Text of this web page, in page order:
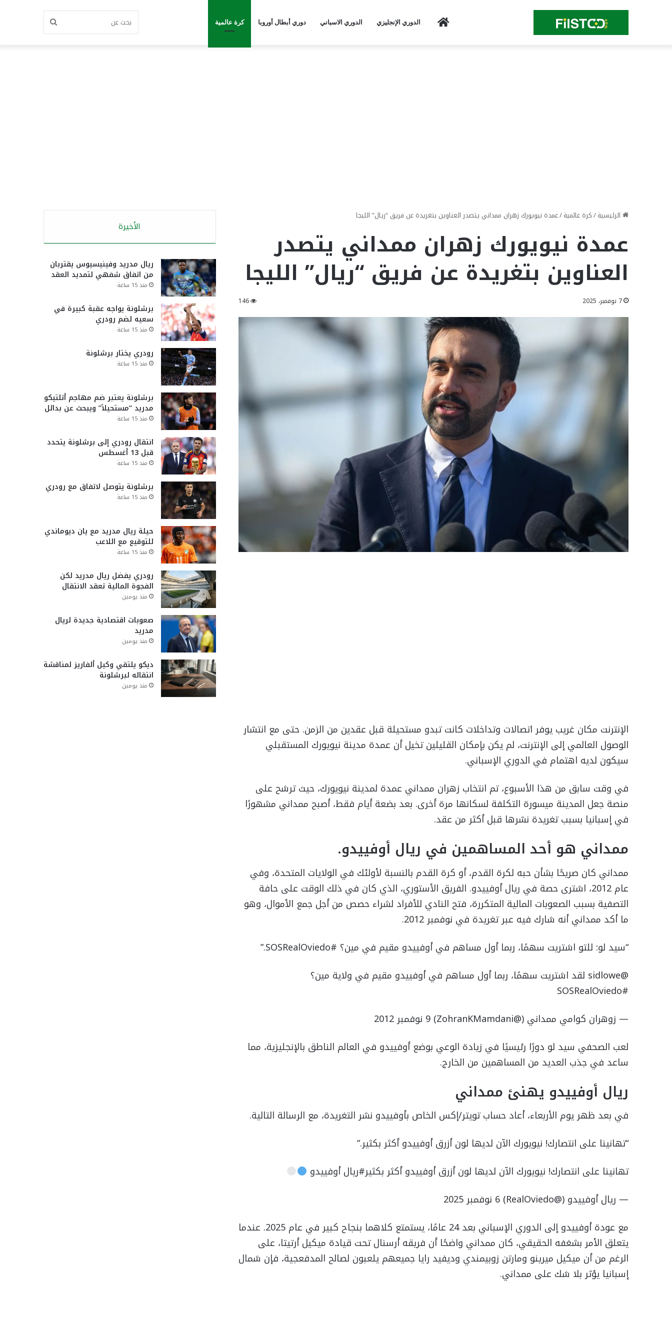
Home الدوري الإنجليزي الدوري الاسباني دوري أبطال أوروبا كرة عالمية بحث
الرئيسية/كرة عالمية/عمدة نيويورك زهران ممداني يتصدر العناوين بتغريدة عن فريق “ريال” الليجا
عمدة نيويورك زهران ممداني يتصدر
العناوين بتغريدة عن فريق “ريال” الليجا
7 نوفمبر، 2025 146
الإنترنت مكان غريب يوفر اتصالات وتداخلات كانت تبدو مستحيلة قبل عقدين من الزمن. حتى مع انتشار
الوصول العالمي إلى الإنترنت، لم يكن بإمكان القليلين تخيل أن عمدة مدينة نيويورك المستقبلي
سيكون لديه اهتمام في الدوري الإسباني.
في وقت سابق من هذا الأسبوع، تم انتخاب زهران ممداني عمدة لمدينة نيويورك، حيث ترشح على
منصة جعل المدينة ميسورة التكلفة لسكانها مرة أخرى. بعد بضعة أيام فقط، أصبح ممداني مشهورًا
في إسبانيا بسبب تغريدة نشرها قبل أكثر من عقد.
ممداني هو أحد المساهمين في ريال أوفييدو.
ممداني كان صريحًا بشأن حبه لكرة القدم، أو كرة القدم بالنسبة لأولئك في الولايات المتحدة، وفي
عام 2012، اشترى حصة في ريال أوفييدو. الفريق الأستوري، الذي كان في ذلك الوقت على حافة
التصفية بسبب الصعوبات المالية المتكررة، فتح النادي للأفراد لشراء حصص من أجل جمع الأموال، وهو
ما أكد ممداني أنه شارك فيه عبر تغريدة في نوفمبر 2012.
“سيد لو: للتو اشتريت سهمًا، ربما أول مساهم في أوفييدو مقيم في مين؟ #SOSRealOviedo.”
@sidlowe لقد اشتريت سهمًا، ربما أول مساهم في أوفييدو مقيم في ولاية مين؟
#SOSRealOviedo
— زوهران كوامي ممداني (@ZohranKMamdani) 9 نوفمبر 2012
لعب الصحفي سيد لو دورًا رئيسيًا في زيادة الوعي بوضع أوفييدو في العالم الناطق بالإنجليزية، مما
ساعد في جذب العديد من المساهمين من الخارج.
ريال أوفييدو يهنئ ممداني
في بعد ظهر يوم الأربعاء، أعاد حساب تويتر/إكس الخاص بأوفييدو نشر التغريدة، مع الرسالة التالية.
“تهانينا على انتصارك! نيويورك الآن لديها لون أزرق أوفييدو أكثر بكثير.”
تهانينا على انتصارك! نيويورك الآن لديها لون أزرق أوفييدو أكثر بكثير#ريال أوفييدو
— ريال أوفييدو (@RealOviedo) 6 نوفمبر 2025
مع عودة أوفييدو إلى الدوري الإسباني بعد 24 عامًا، يستمتع كلاهما بنجاح كبير في عام 2025. عندما
يتعلق الأمر بشغفه الحقيقي، كان ممداني واضحًا أن فريقه أرسنال تحت قيادة ميكيل أرتيتا، على
الرغم من أن ميكيل ميرينو ومارتن زوبيمندي وديفيد رايا جميعهم يلعبون لصالح المدفعجية، فإن شمال
إسبانيا يؤثر بلا شك على ممداني.
الأخيرة
ريال مدريد وفينيسيوس يقتربان
من اتفاق شفهي لتمديد العقد
منذ 15 ساعة
برشلونة يواجه عقبة كبيرة في
سعيه لضم رودري
منذ 15 ساعة
رودري يختار برشلونة
منذ 15 ساعة
برشلونة يعتبر ضم مهاجم أتلتيكو
مدريد “مستحيلاً” ويبحث عن بدائل
منذ 15 ساعة
انتقال رودري إلى برشلونة يتحدد
قبل 13 أغسطس
منذ 15 ساعة
برشلونة يتوصل لاتفاق مع رودري
منذ 15 ساعة
حيلة ريال مدريد مع يان ديوماندي
للتوقيع مع اللاعب
منذ 15 ساعة
رودري يفضل ريال مدريد لكن
الفجوة المالية تعقد الانتقال
منذ يومين
صعوبات اقتصادية جديدة لريال
مدريد
منذ يومين
ديكو يلتقي وكيل ألفاريز لمناقشة
انتقاله لبرشلونة
منذ يومين